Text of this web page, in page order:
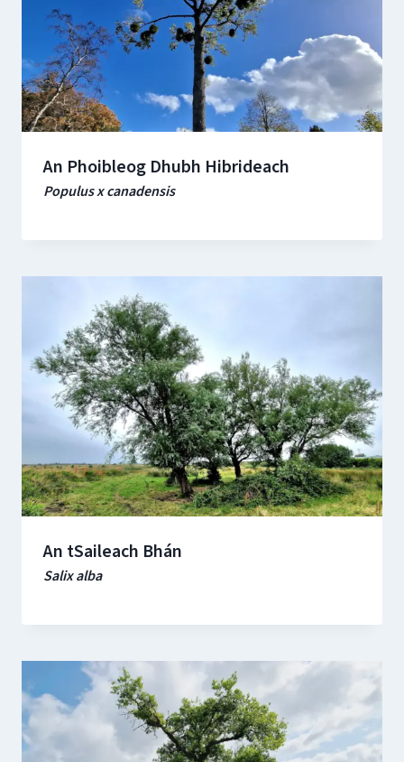
An Phoibleog Dhubh Hibrideach
Populus x canadensis
An tSaileach Bhán
Salix alba